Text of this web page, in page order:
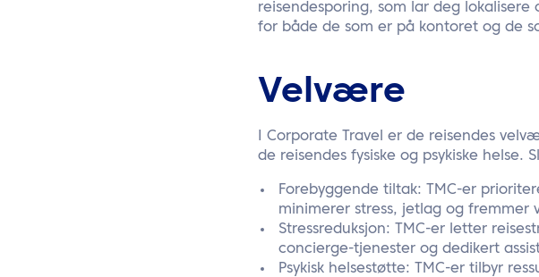
reisendesporing, som lar deg
for både de som er på kontoret og de
Velvære
I Corporate Travel er de reisendes
de reisendes fysiske og psykiske helse.
Forebyggende tiltak: TMC-er
minimerer stress, jetlag og fremmer
Stressreduksjon: TMC-er letter
concierge-tjenester og dedikert
Psykisk helsestøtte: TMC-er tilbyr